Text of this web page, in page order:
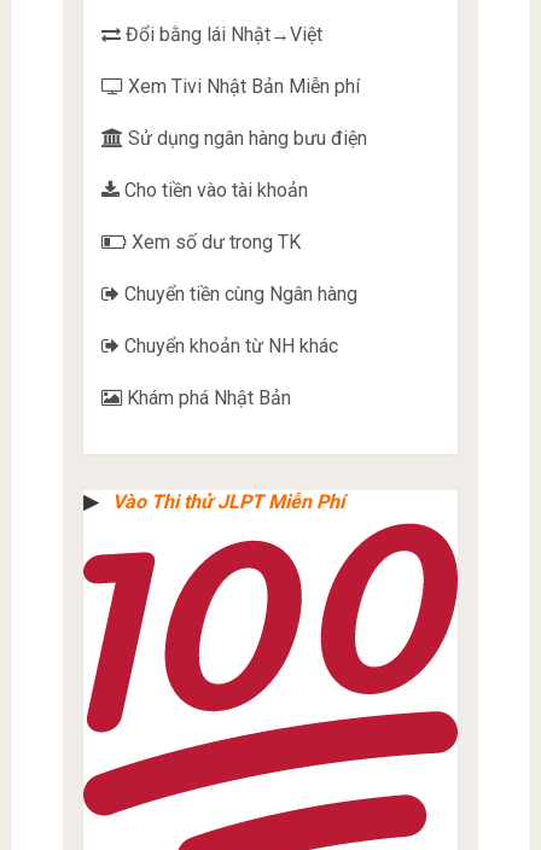
Đổi bằng lái Nhật→Việt
Xem Tivi Nhật Bản Miễn phí
Sử dụng ngân hàng bưu điện
Cho tiền vào tài khoản
Xem số dư trong TK
Chuyển tiền cùng Ngân hàng
Chuyển khoản từ NH khác
Khám phá Nhật Bản
▶︎ Vào Thi thử JLPT Miễn Phí